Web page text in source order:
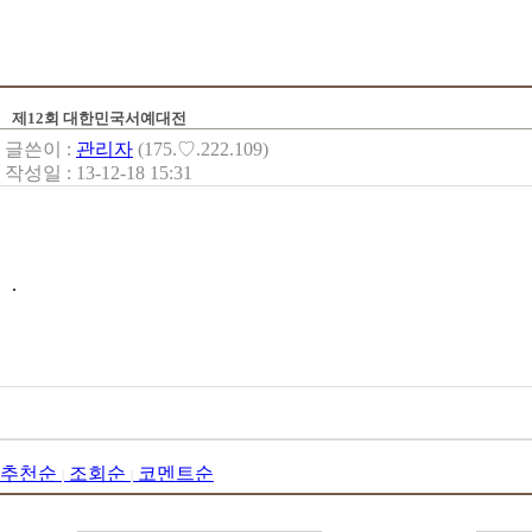
제12회 대한민국서예대전
글쓴이 : 관리자 (175.♡.222.109)
작성일 : 13-12-18 15:31
.
추천순 조회순 코멘트순